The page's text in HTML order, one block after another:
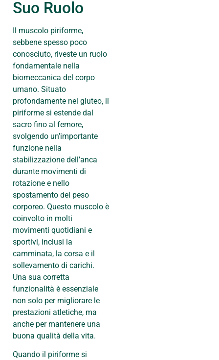
Suo Ruolo
Il muscolo piriforme,
sebbene spesso poco
conosciuto, riveste un ruolo
fondamentale nella
biomeccanica del corpo
umano. Situato
profondamente nel gluteo, il
piriforme si estende dal
sacro fino al femore,
svolgendo un’importante
funzione nella
stabilizzazione dell’anca
durante movimenti di
rotazione e nello
spostamento del peso
corporeo. Questo muscolo è
coinvolto in molti
movimenti quotidiani e
sportivi, inclusi la
camminata, la corsa e il
sollevamento di carichi.
Una sua corretta
funzionalità è essenziale
non solo per migliorare le
prestazioni atletiche, ma
anche per mantenere una
buona qualità della vita.
Quando il piriforme si